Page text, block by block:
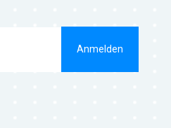
Anmelden